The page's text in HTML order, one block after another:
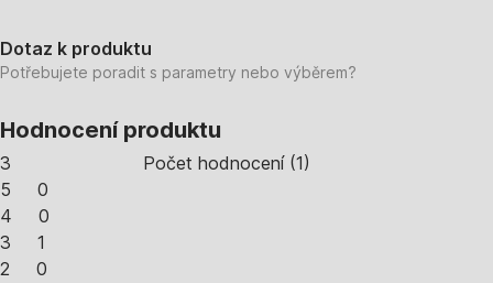
Dotaz k produktu
Potřebujete poradit s parametry nebo výběrem?
Hodnocení produktu
3 Počet hodnocení(1)
5
0
4
0
3
1
2
0